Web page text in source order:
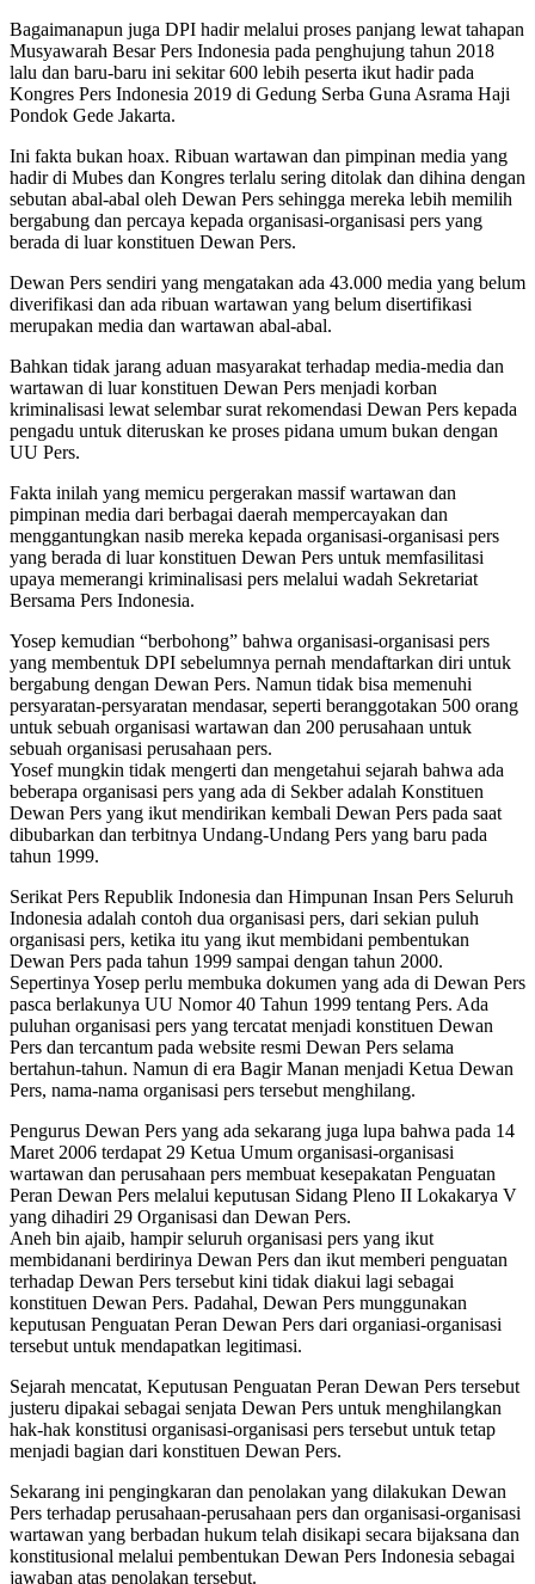
Bagaimanapun juga DPI hadir melalui proses panjang lewat tahapan
Musyawarah Besar Pers Indonesia pada penghujung tahun 2018
lalu dan baru-baru ini sekitar 600 lebih peserta ikut hadir pada
Kongres Pers Indonesia 2019 di Gedung Serba Guna Asrama Haji
Pondok Gede Jakarta.
Ini fakta bukan hoax. Ribuan wartawan dan pimpinan media yang
hadir di Mubes dan Kongres terlalu sering ditolak dan dihina dengan
sebutan abal-abal oleh Dewan Pers sehingga mereka lebih memilih
bergabung dan percaya kepada organisasi-organisasi pers yang
berada di luar konstituen Dewan Pers.
Dewan Pers sendiri yang mengatakan ada 43.000 media yang belum
diverifikasi dan ada ribuan wartawan yang belum disertifikasi
merupakan media dan wartawan abal-abal.
Bahkan tidak jarang aduan masyarakat terhadap media-media dan
wartawan di luar konstituen Dewan Pers menjadi korban
kriminalisasi lewat selembar surat rekomendasi Dewan Pers kepada
pengadu untuk diteruskan ke proses pidana umum bukan dengan
UU Pers.
Fakta inilah yang memicu pergerakan massif wartawan dan
pimpinan media dari berbagai daerah mempercayakan dan
menggantungkan nasib mereka kepada organisasi-organisasi pers
yang berada di luar konstituen Dewan Pers untuk memfasilitasi
upaya memerangi kriminalisasi pers melalui wadah Sekretariat
Bersama Pers Indonesia.
Yosep kemudian “berbohong” bahwa organisasi-organisasi pers
yang membentuk DPI sebelumnya pernah mendaftarkan diri untuk
bergabung dengan Dewan Pers. Namun tidak bisa memenuhi
persyaratan-persyaratan mendasar, seperti beranggotakan 500 orang
untuk sebuah organisasi wartawan dan 200 perusahaan untuk
sebuah organisasi perusahaan pers.
Yosef mungkin tidak mengerti dan mengetahui sejarah bahwa ada
beberapa organisasi pers yang ada di Sekber adalah Konstituen
Dewan Pers yang ikut mendirikan kembali Dewan Pers pada saat
dibubarkan dan terbitnya Undang-Undang Pers yang baru pada
tahun 1999.
Serikat Pers Republik Indonesia dan Himpunan Insan Pers Seluruh
Indonesia adalah contoh dua organisasi pers, dari sekian puluh
organisasi pers, ketika itu yang ikut membidani pembentukan
Dewan Pers pada tahun 1999 sampai dengan tahun 2000.
Sepertinya Yosep perlu membuka dokumen yang ada di Dewan Pers
pasca berlakunya UU Nomor 40 Tahun 1999 tentang Pers. Ada
puluhan organisasi pers yang tercatat menjadi konstituen Dewan
Pers dan tercantum pada website resmi Dewan Pers selama
bertahun-tahun. Namun di era Bagir Manan menjadi Ketua Dewan
Pers, nama-nama organisasi pers tersebut menghilang.
Pengurus Dewan Pers yang ada sekarang juga lupa bahwa pada 14
Maret 2006 terdapat 29 Ketua Umum organisasi-organisasi
wartawan dan perusahaan pers membuat kesepakatan Penguatan
Peran Dewan Pers melalui keputusan Sidang Pleno II Lokakarya V
yang dihadiri 29 Organisasi dan Dewan Pers.
Aneh bin ajaib, hampir seluruh organisasi pers yang ikut
membidanani berdirinya Dewan Pers dan ikut memberi penguatan
terhadap Dewan Pers tersebut kini tidak diakui lagi sebagai
konstituen Dewan Pers. Padahal, Dewan Pers munggunakan
keputusan Penguatan Peran Dewan Pers dari organiasi-organisasi
tersebut untuk mendapatkan legitimasi.
Sejarah mencatat, Keputusan Penguatan Peran Dewan Pers tersebut
justeru dipakai sebagai senjata Dewan Pers untuk menghilangkan
hak-hak konstitusi organisasi-organisasi pers tersebut untuk tetap
menjadi bagian dari konstituen Dewan Pers.
Sekarang ini pengingkaran dan penolakan yang dilakukan Dewan
Pers terhadap perusahaan-perusahaan pers dan organisasi-organisasi
wartawan yang berbadan hukum telah disikapi secara bijaksana dan
konstitusional melalui pembentukan Dewan Pers Indonesia sebagai
jawaban atas penolakan tersebut.